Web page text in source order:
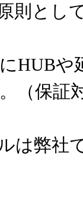
則とし
HUB
（保証
は弊社